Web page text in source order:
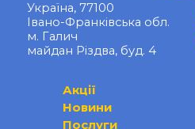
Україна, 77100
Івано-Франківська обл.
м. Галич
майдан Різдва, буд. 4
Акції
Новини
Послуги